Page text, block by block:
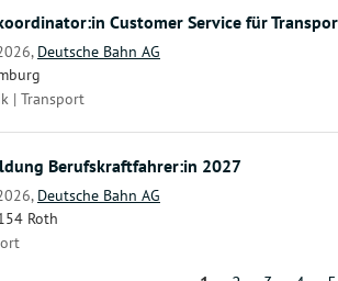
Customer Service für
Deutsche Bahn AG
| Transport
Berufskraftfahrer:in 2027
Deutsche Bahn AG
Roth